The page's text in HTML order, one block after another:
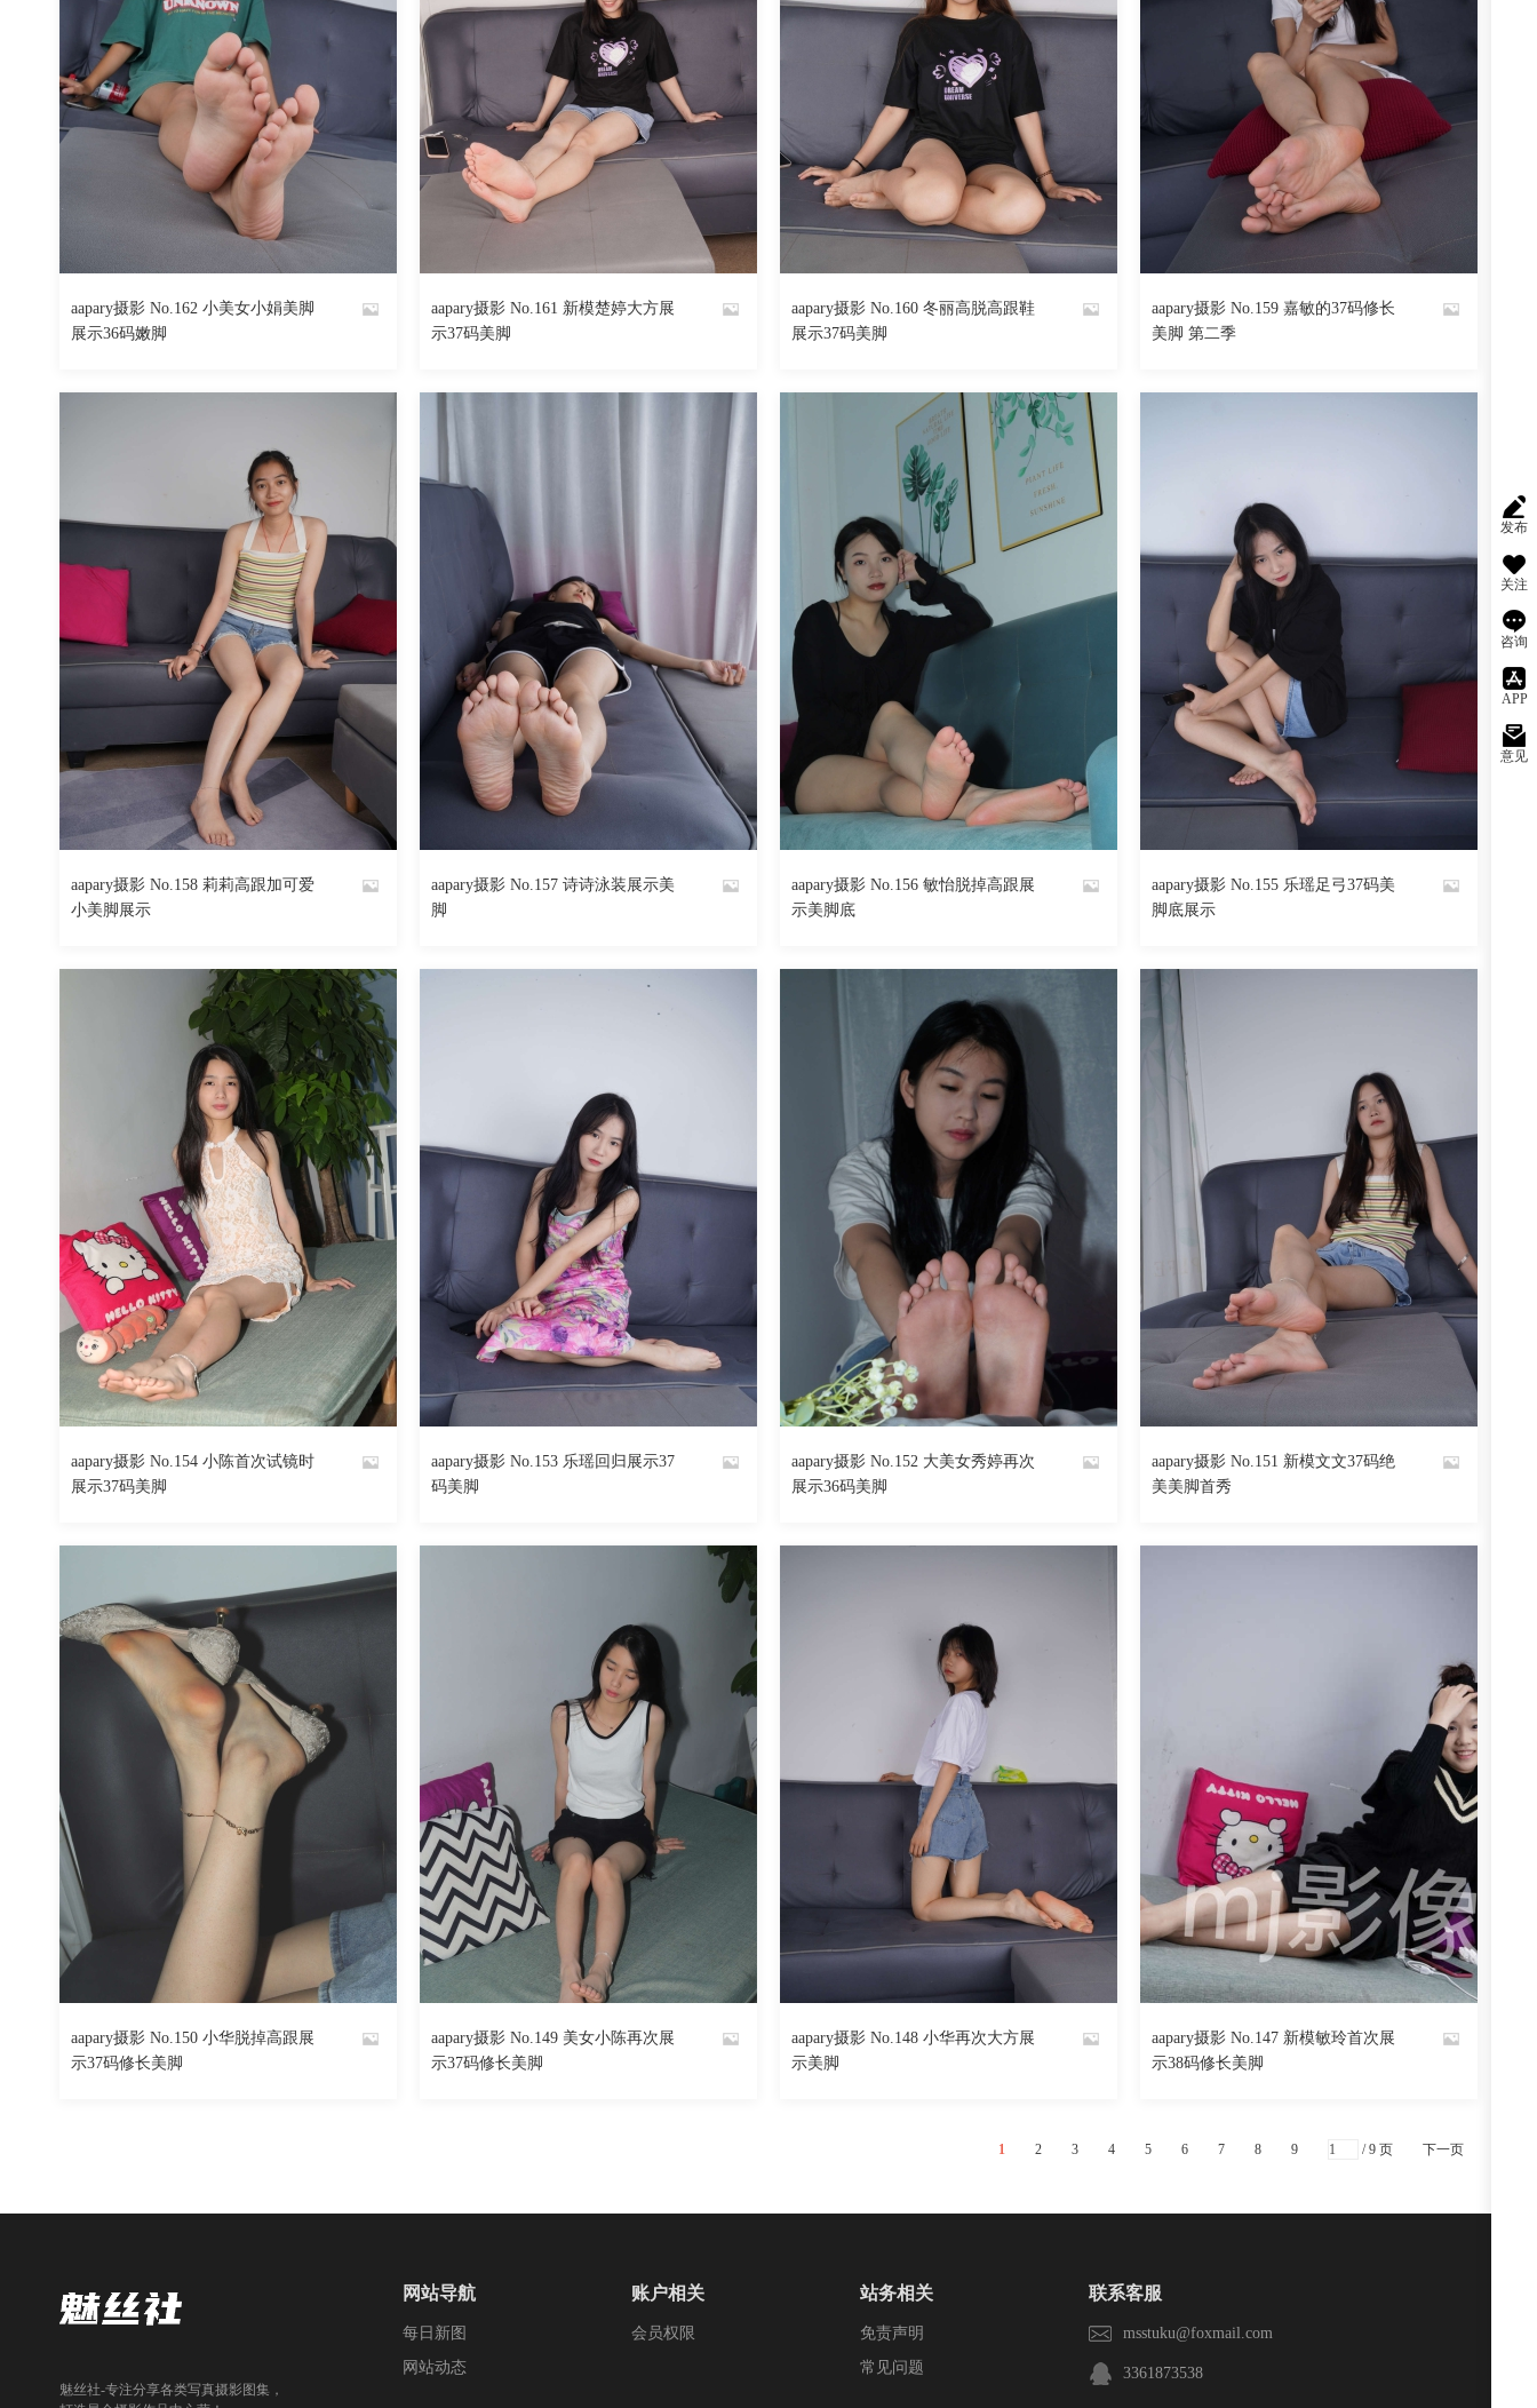
发布
关注
咨询
APP
意见
1476
By
0 回复
aapary摄影 No.162 小美女小娟美脚
展示36码嫩脚
By
阅读 0 回复
aapary摄影 No.158 莉莉高跟加可爱
小美脚展示
By
1300 回复
aapary摄影 No.154 小陈首次试镜时
展示37码美脚
By
aapary摄影 No.150 小华脱掉高跟展
示37码修长美脚
0 回复
By
0 回复
aapary摄影 No.161 新模楚婷大方展
示37码美脚
By
aapary摄影 No.157 诗诗泳装展示美
脚
By
阅读
aapary摄影 No.153 乐瑶回归展示37
码美脚
By
aapary摄影 No.149 美女小陈再次展
示37码修长美脚
1172 阅读 0 回复
By
1205 阅读 0 回复
aapary摄影 No.160 冬丽高脱高跟鞋
展示37码美脚
By
阅读
aapary摄影 No.156 敏怡脱掉高跟展
示美脚底
By
阅读
aapary摄影 No.152 大美女秀婷再次
展示36码美脚
By
aapary摄影 No.148 小华再次大方展
示美脚
回复
By
aapary摄影 No.159 嘉敏的37码修长
美脚 第二季
By
aapary摄影 No.155 乐瑶足弓37码美
脚底展示
By
1507 阅读 0 回复
aapary摄影 No.151 新模文文37码绝
美美脚首秀
By
aapary摄影 No.147 新模敏玲首次展
示38码修长美脚
1 2 3 4 5 6 7 8 9 / 9 页 下一页
魅丝社-专注分享各类写真摄影图集，
网站导航
每日新图
网站动态
账户相关
会员权限
站务相关
免责声明
常见问题
联系客服
msstuku@foxmail.com
3361873538